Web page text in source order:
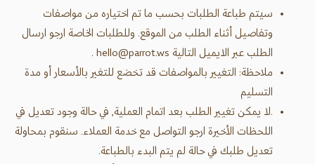
سيتم طباعة الطلبات بحسب ما تم اختياره من مواصفات
وتفاصيل أثناء الطلب من الموقع. وللطلبات الخاصة ارجو ارسال
الطلب عبر الايميل التالية hello@parrot.ws
.
ملاحظة: التغيير بالمواصفات قد تخضع للتغير بالأسعار أو مدة
التسليم
.لا يمكن تغيير الطلب بعد اتمام العملية, في حالة وجود تعديل في
اللحظات الأخيرة ارجو التواصل مع خدمة العملاء. سنقوم بمحاولة
تعديل طلبك في حالة لم يتم البدء بالطباعة.